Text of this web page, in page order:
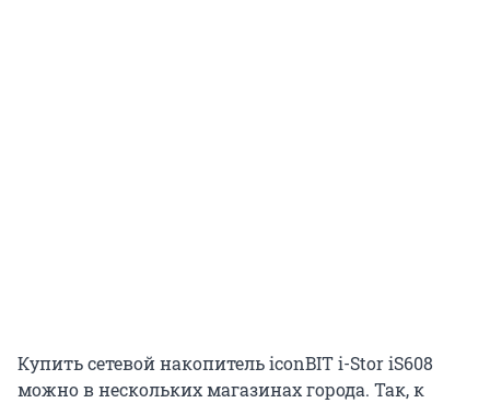
Купить сетевой накопитель iconBIT i-Stor iS608
можно в нескольких магазинах города. Так, к